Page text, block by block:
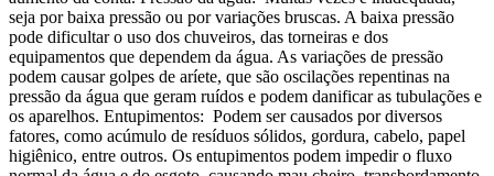
seja por baixa pressão ou por variações bruscas. A baixa pressão
pode dificultar o uso dos chuveiros, das torneiras e dos
equipamentos que dependem da água. As variações de pressão
podem causar golpes de aríete, que são oscilações repentinas na
pressão da água que geram ruídos e podem danificar as tubulações e
os aparelhos. Entupimentos: Podem ser causados por diversos
fatores, como acúmulo de resíduos sólidos, gordura, cabelo, papel
higiênico, entre outros. Os entupimentos podem impedir o fluxo